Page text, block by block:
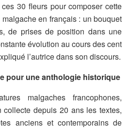
30 fleurs pour composer cette
en français : un bouquet
de prises de position dans une
évolution au cours des cent
l’autrice dans son discours.
pour une anthologie historique
malgaches francophones,
collecte depuis 20 ans les textes,
anciens et contemporains de